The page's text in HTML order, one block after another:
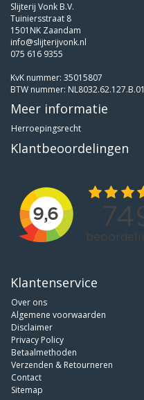
Slijterij Vonk B.V.
Tuiniersstraat 8
1501NK Zaandam
info@slijterijvonk.nl
075 616 9355
KvK nummer: 35015807
BTW nummer: NL8032.62.127.B.01
Meer informatie
Herroepingsrecht
Klantbeoordelingen
Klantenservice
Over ons
Algemene voorwaarden
Disclaimer
Privacy Policy
Betaalmethoden
Verzenden & Retourneren
Contact
Sitemap